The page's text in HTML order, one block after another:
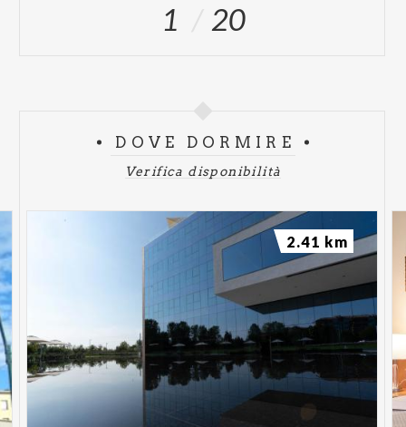
1 20
DOVE DORMIRE
Verifica disponibilità
2.41 km